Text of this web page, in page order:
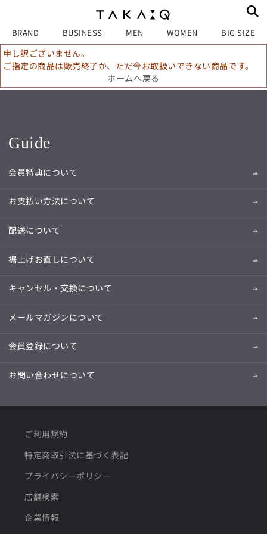
BRAND BUSINESS MEN WOMEN BIG SIZE
申し訳ございません。
ご指定の商品は販売終了か、ただ今お取扱いできない商品です。
ホームへ戻る
Guide
会員特典について
お支払い方法について
配送について
裾上げお直しについて
キャンセル・交換について
メールマガジンについて
会員登録について
お問い合わせについて
ご利用規約
特定商取引法に基づく表記
プライバシーポリシー
店舗検索
企業情報